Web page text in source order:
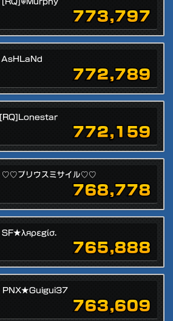
773,797
AsHLaNd
772,789
[RQ]Lonestar
772,159
♡♡プリウスミサイル♡♡
768,778
SF★λяρεgίσ.
765,888
PNX★Guigui37
763,609